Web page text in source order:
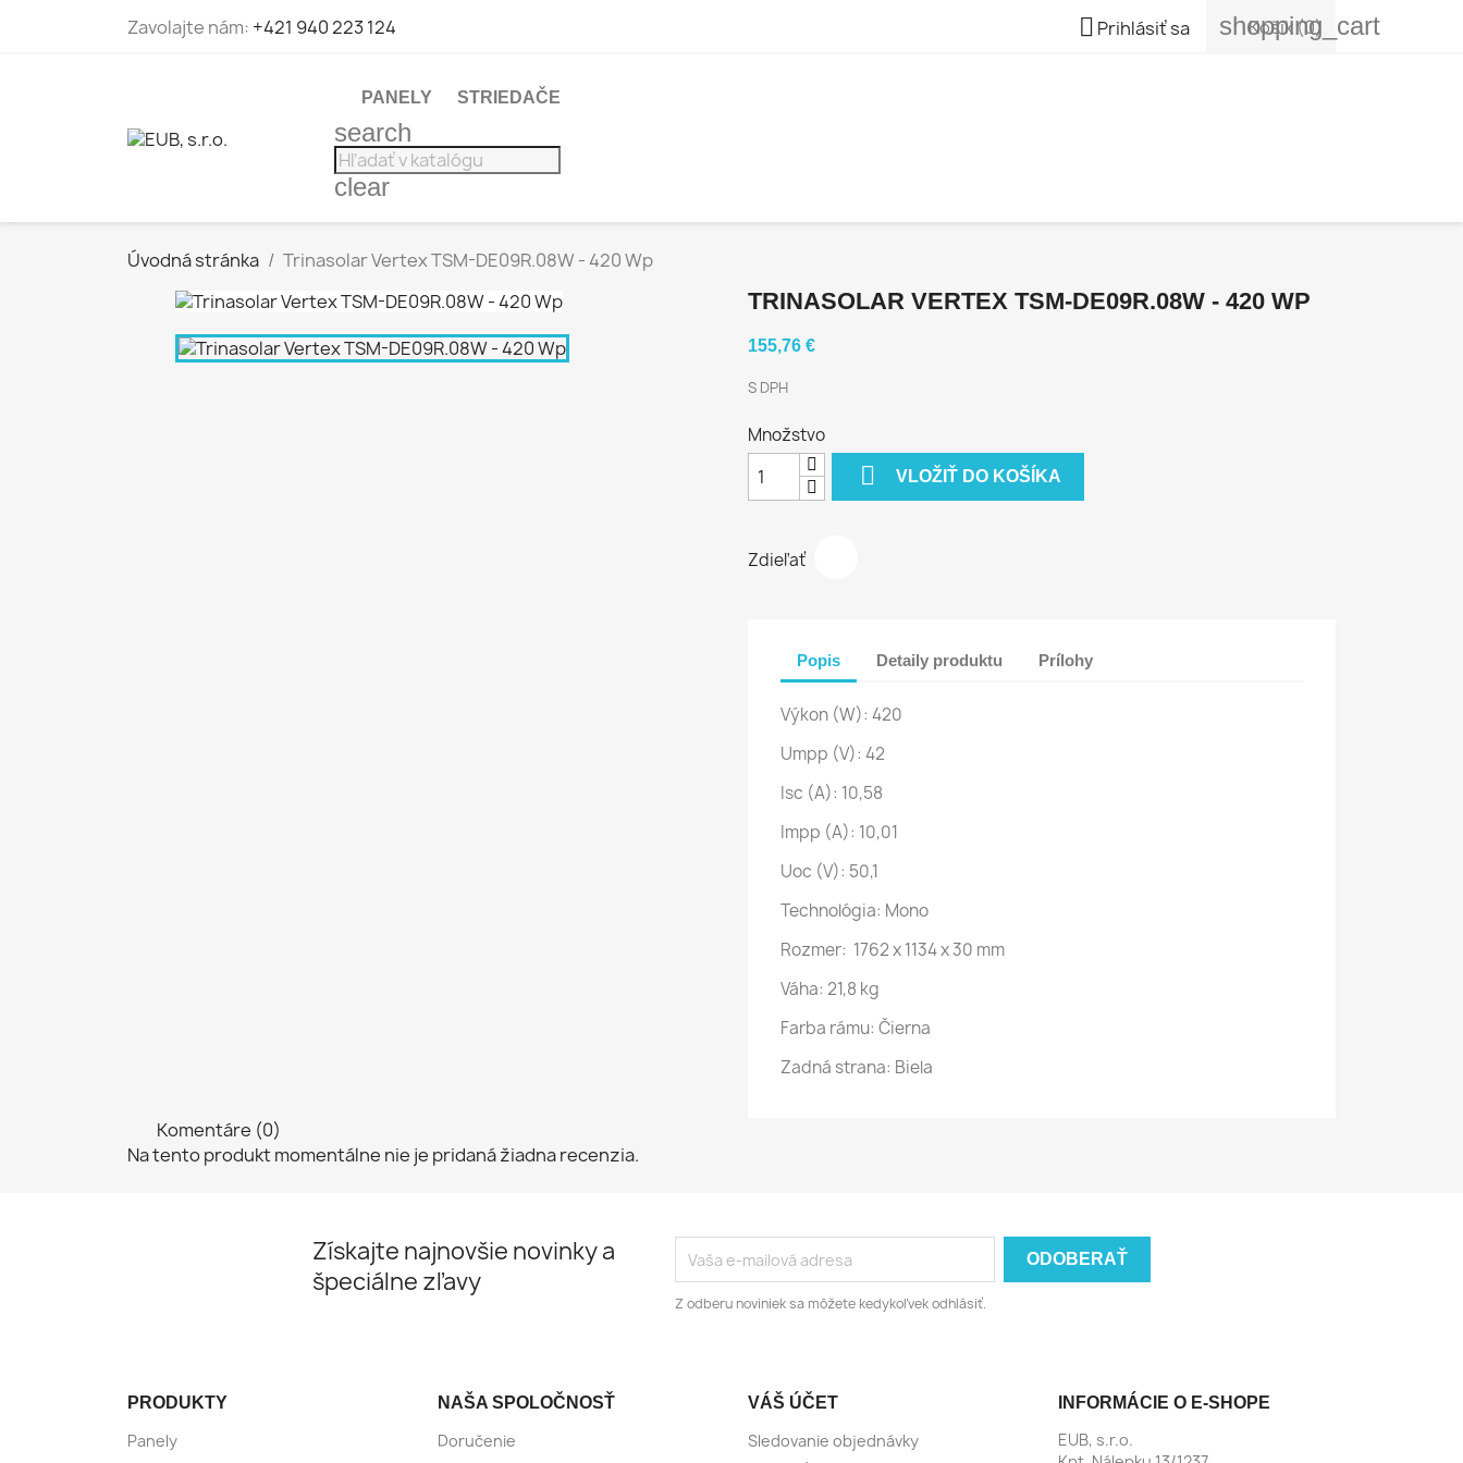
Zavolajte nám: +421 940 223 124  Prihlásiť sa shopping_cart
Košík(0)
PANELY STRIEDAČE
search
clear
Úvodná stránka Trinasolar Vertex TSM-DE09R.08W - 420 Wp
TRINASOLAR VERTEX TSM-DE09R.08W - 420 WP
155,76 €
S DPH
Množstvo
 VLOŽIŤ DO KOŠÍKA
Zdieľať
Popis Detaily produktu Prílohy
Výkon (W): 420
Umpp (V): 42
Isc (A): 10,58
Impp (A): 10,01
Uoc (V): 50,1
Technológia: Mono
Rozmer: 1762 x 1134 x 30 mm
Váha: 21,8 kg
Farba rámu: Čierna
Zadná strana: Biela
Komentáre (0)
Na tento produkt momentálne nie je pridaná žiadna recenzia.
Získajte najnovšie novinky a
špeciálne zľavy
Z odberu noviniek sa môžete kedykoľvek odhlásiť.
PRODUKTY
Panely
NAŠA SPOLOČNOSŤ
Doručenie
VÁŠ ÚČET
Sledovanie objednávky
INFORMÁCIE O E-SHOPE
EUB, s.r.o.